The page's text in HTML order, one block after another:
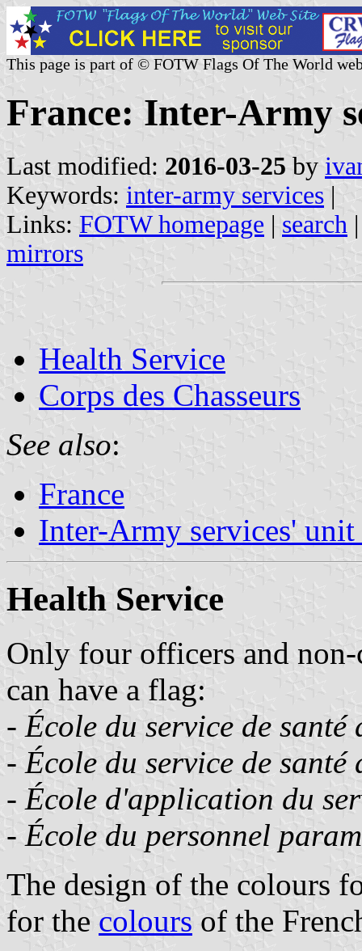
This page is part of © FOTW Flags Of The World
France: Inter-Army
Last modified: 2016-03-25 by
Keywords: inter-army services |
Links: FOTW homepage | search
mirrors
Health Service
Corps des Chasseurs
See also:
France
Inter-Army services' unit
Health Service
Only four officers and
can have a flag:
- École du service de santé
- École du service de santé
- École d'application du
- École du personnel
The design of the colours
for the colours of the